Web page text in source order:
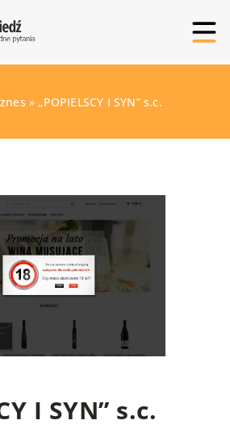
»„POPIELSCY I SYN” s.c.
I SYN” s.c.